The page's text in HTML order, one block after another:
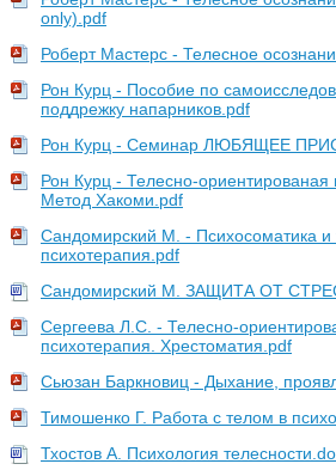
only).pdf
Роберт Мастерс - Телесное
Рон Курц - Пособие по
поддрежку напарников.pdf
Рон Курц - Семинар ЛЮБЯЩЕЕ
Рон Курц - Телесно-ориентированая
Метод Хакоми.pdf
Сандомирский М. - Психосоматика и
психотерапия.pdf
Сандомирский М. ЗАЩИТА ОТ
Сергеева Л.С. - Телесно-
психотерапия. Хрестоматия.pdf
Сьюзан Баркновиц - Дыхание,
Тимошенко Г. Работа с телом в
Тхостов А. Психология